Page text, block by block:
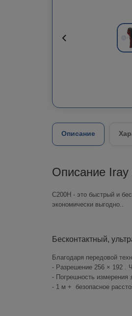
Описание
Описание Iray
С200Н - это быстрый и
экономически выгодно..
Бесконтактный,
Благодаря передовой
- Разрешение 256 × 192 .
- Погрешность
- 1 м + безопасное